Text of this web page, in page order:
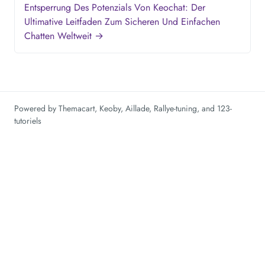
Entsperrung Des Potenzials Von Keochat: Der
Ultimative Leitfaden Zum Sicheren Und Einfachen
Chatten Weltweit →
Powered by Themacart, Keoby, Aillade, Rallye-tuning, and 123-
tutoriels